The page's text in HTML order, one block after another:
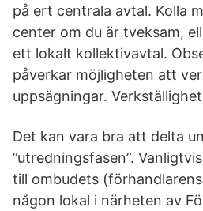
på ert centrala avtal. Kolla
center om du är tveksam,
ett lokalt kollektivavtal.
påverkar möjligheten att
uppsägningar.
Det kan vara bra att delta
”utredningsfasen”.
till ombudets
någon lokal i närheten av